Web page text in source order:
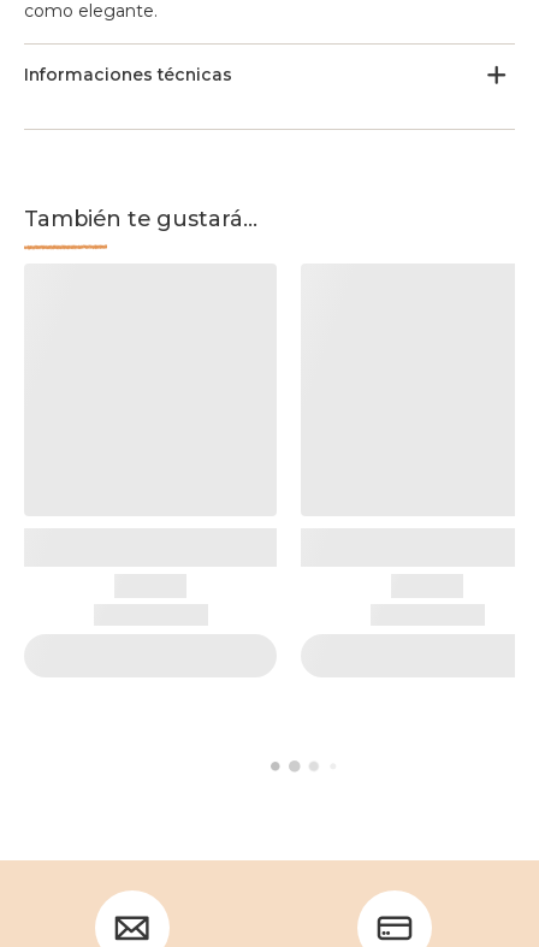
como elegante.
Informaciones técnicas
También te gustará...